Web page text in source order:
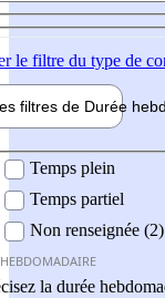
le filtre du type de
filtres de Durée
Temps plein
Temps partiel
Non renseignée (2)
la durée